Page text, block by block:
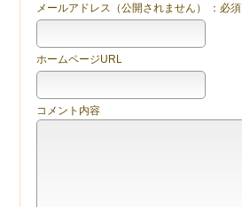
メールアドレス（公開されません） ：必須
ホームページURL
コメント内容